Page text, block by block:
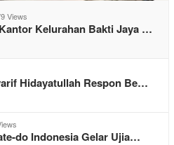
Views
Kelurahan Bakti Jaya …
Hidayatullah Respon Be…
do Indonesia Gelar Ujia…